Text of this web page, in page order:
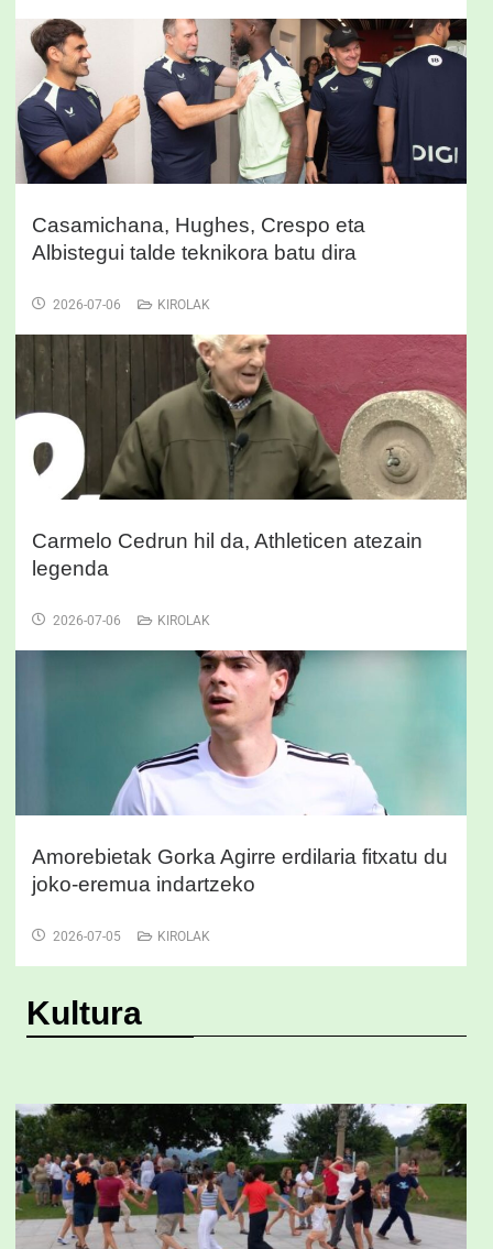
Casamichana, Hughes, Crespo eta
Albistegui talde teknikora batu dira
2026-07-06 KIROLAK
Carmelo Cedrun hil da, Athleticen atezain
legenda
2026-07-06 KIROLAK
Amorebietak Gorka Agirre erdilaria fitxatu du
joko-eremua indartzeko
2026-07-05 KIROLAK
Kultura